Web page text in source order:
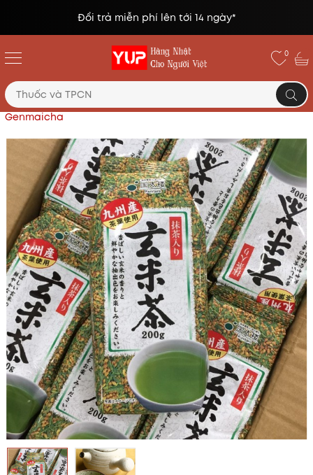
Đổi trả miễn phí lên tới 14 ngày*
0
Trang chủ Đồ uống, rượu, bánh kẹo.
Trà gạo lứt rang
Genmaicha